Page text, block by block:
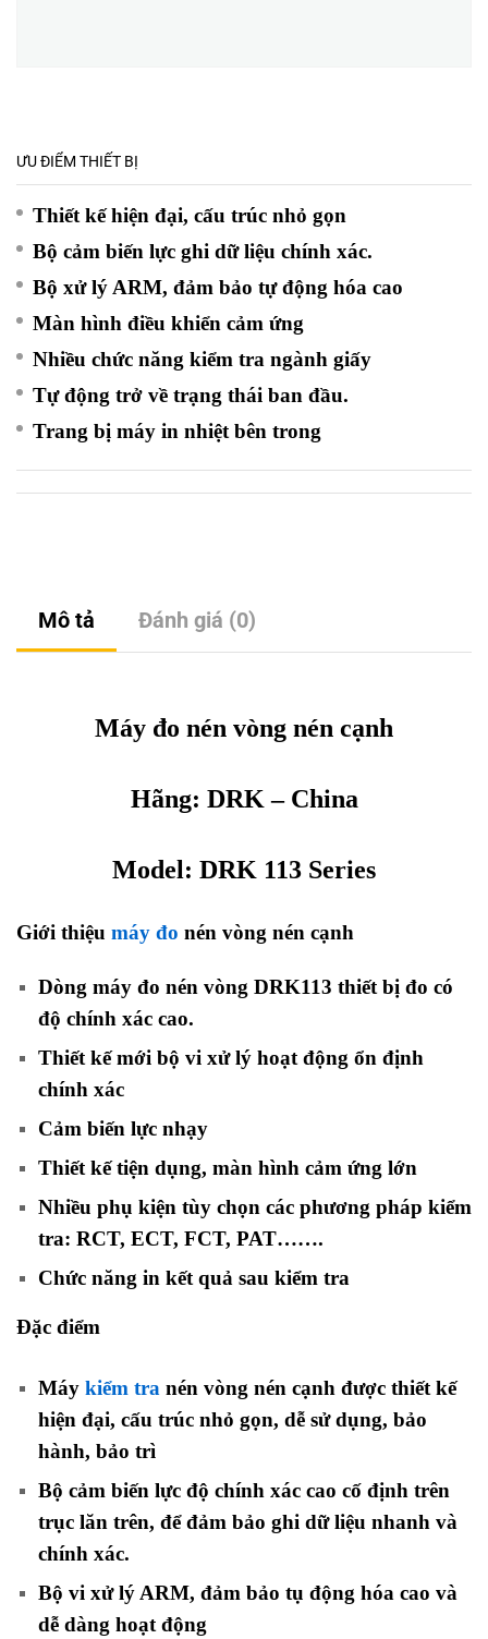
ƯU ĐIỂM THIẾT BỊ
Thiết kế hiện đại, cấu trúc nhỏ gọn
Bộ cảm biến lực ghi dữ liệu chính xác.
Bộ xử lý ARM, đảm bảo tự động hóa cao
Màn hình điều khiển cảm ứng
Nhiều chức năng kiểm tra ngành giấy
Tự động trở về trạng thái ban đầu.
Trang bị máy in nhiệt bên trong
Mô tả Đánh giá (0)
Máy đo nén vòng nén cạnh
Hãng: DRK – China
Model: DRK 113 Series
Giới thiệu máy đo nén vòng nén cạnh
Dòng máy đo nén vòng DRK113 thiết bị đo có
độ chính xác cao.
Thiết kế mới bộ vi xử lý hoạt động ổn định
chính xác
Cảm biến lực nhạy
Thiết kế tiện dụng, màn hình cảm ứng lớn
Nhiều phụ kiện tùy chọn các phương pháp kiểm
tra: RCT, ECT, FCT, PAT…….
Chức năng in kết quả sau kiểm tra
Đặc điểm
Máy kiểm tra nén vòng nén cạnh được thiết kế
hiện đại, cấu trúc nhỏ gọn, dễ sử dụng, bảo
hành, bảo trì
Bộ cảm biến lực độ chính xác cao cố định trên
trục lăn trên, để đảm bảo ghi dữ liệu nhanh và
chính xác.
Bộ vi xử lý ARM, đảm bảo tụ động hóa cao và
dễ dàng hoạt động